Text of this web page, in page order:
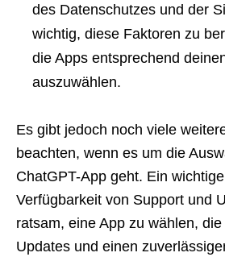
des Datenschutzes und der
wichtig, diese Faktoren zu
die Apps entsprechend
auszuwählen.
Es gibt jedoch noch viele
beachten, wenn es um die
ChatGPT-App geht. Ein
Verfügbarkeit von Support und
ratsam, eine App zu wählen,
Updates und einen